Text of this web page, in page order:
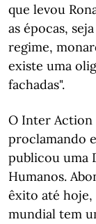
que levou
as épocas,
regime,
existe uma
fachadas".
O Inter Action
proclamando
publicou uma
Humanos.
êxito até hoje,
mundial tem